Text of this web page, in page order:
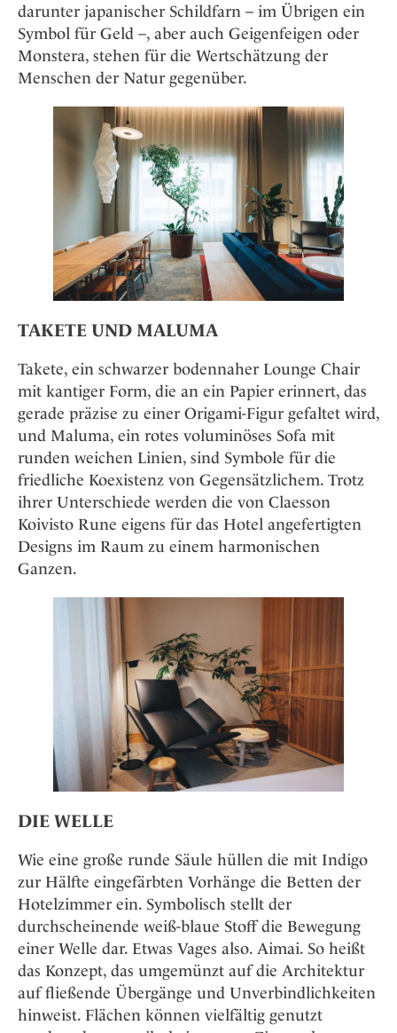
darunter japanischer Schildfarn – im Übrigen ein
Symbol für Geld –, aber auch Geigenfeigen oder
Monstera, stehen für die Wertschätzung der
Menschen der Natur gegenüber.
TAKETE UND MALUMA
Takete, ein schwarzer bodennaher Lounge Chair
mit kantiger Form, die an ein Papier erinnert, das
gerade präzise zu einer Origami-Figur gefaltet wird,
und Maluma, ein rotes voluminöses Sofa mit
runden weichen Linien, sind Symbole für die
friedliche Koexistenz von Gegensätzlichem. Trotz
ihrer Unterschiede werden die von Claesson
Koivisto Rune eigens für das Hotel angefertigten
Designs im Raum zu einem harmonischen
Ganzen.
DIE WELLE
Wie eine große runde Säule hüllen die mit Indigo
zur Hälfte eingefärbten Vorhänge die Betten der
Hotelzimmer ein. Symbolisch stellt der
durchscheinende weiß-blaue Stoff die Bewegung
einer Welle dar. Etwas Vages also. Aimai. So heißt
das Konzept, das umgemünzt auf die Architektur
auf fließende Übergänge und Unverbindlichkeiten
hinweist. Flächen können vielfältig genutzt